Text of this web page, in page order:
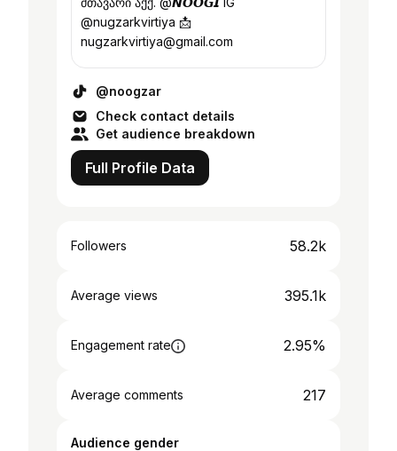
@nugzarkvirtiya 📩
nugzarkvirtiya@gmail.com
@noogzar
Check contact details
Get audience breakdown
Full Profile Data
Followers 58.2k
Average views 395.1k
Engagement rate 2.95%
Average comments 217
Audience gender